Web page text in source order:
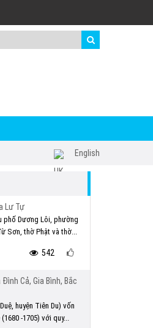
English
Lư Tự
phố Dương Lôi, phường
Sơn, thờ Phật và thờ...
542
Cả, Gia Bình, Bắc
huyện Tiên Du) vốn
-1705) với quy...